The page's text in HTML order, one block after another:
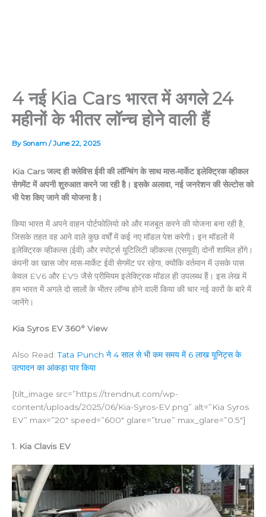
4 नई Kia Cars भारत में अगले 24
महीनों के भीतर लॉन्च होने वाली हैं
By Sonam /June 22, 2025
Kia Cars जल्द ही क्लेविस ईवी की लॉन्चिंग के साथ मास-मार्केट इलेक्ट्रिक व्हीकल
सेगमेंट में अपनी शुरुआत करने जा रही है। इसके अलावा, नई जनरेशन की सेल्टोस को
भी पेश किए जाने की योजना है।
किया भारत में अपने वाहन पोर्टफोलियो को और मजबूत करने की योजना बना रही है,
जिसके तहत वह आने वाले कुछ वर्षों में कई नए मॉडल पेश करेगी। इन मॉडलों में
इलेक्ट्रिक व्हीकल्स (ईवी) और स्पोर्ट्स यूटिलिटी व्हीकल्स (एसयूवी) दोनों शामिल होंगे।
कंपनी का खास जोर मास-मार्केट ईवी सेगमेंट पर रहेगा, क्योंकि वर्तमान में उसके पास
केवल EV6 और EV9 जैसे प्रीमियम इलेक्ट्रिक मॉडल ही उपलब्ध हैं। इस लेख में
हम भारत में अगले दो सालों के भीतर लॉन्च होने वाली किया की चार नई कारों के बारे में
जानेंगे।
Kia Syros EV 360° View
Also Read:Tata Punch ने 4 साल से भी कम समय में 6 लाख यूनिट्स के
उत्पादन का आंकड़ा पार किया
[tilt_image src=”https://trendnut.com/wp-
content/uploads/2025/06/Kia-Syros-EV.png” alt=”Kia Syros
EV” max=”20″ speed=”600″ glare=”true” max_glare=”0.5″]
1. Kia Clavis EV